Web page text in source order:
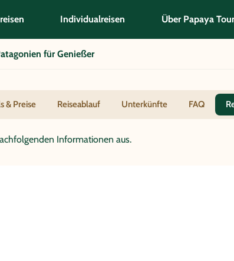
Individualreisen Über Papaya
für Genießer
& Preise Reiseablauf Unterkünfte FAQ
Informationen aus.